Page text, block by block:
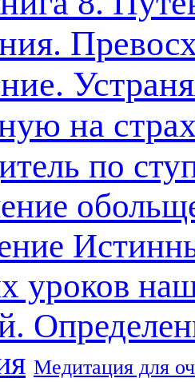
на
по
уроков
Медитация для